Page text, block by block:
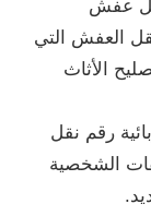
عفش
العفش التي
الأثاث
رقم نقل
الشخصية